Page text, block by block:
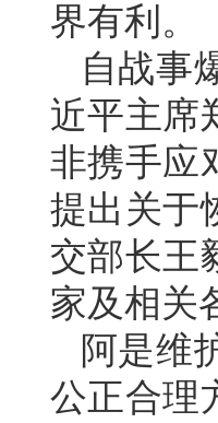
界有利。
自战事
近平主席
非携手应
提出关于
交部长王
家及相关
阿是维
公正合理